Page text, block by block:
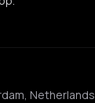
Netherlands